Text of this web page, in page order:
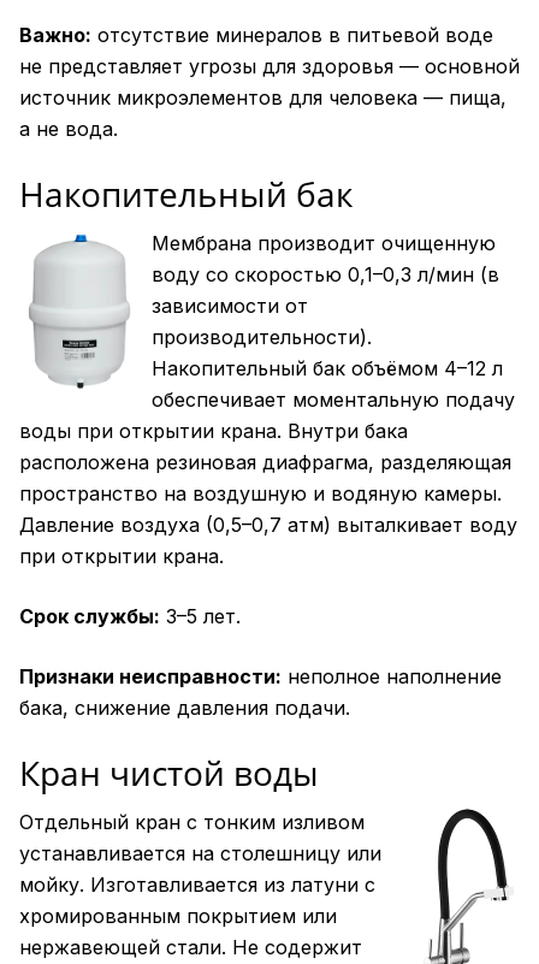
Важно: отсутствие минералов в питьевой воде
не представляет угрозы для здоровья — основной
источник микроэлементов для человека — пища,
а не вода.
Накопительный бак
Мембрана производит очищенную
воду со скоростью 0,1–0,3 л/мин (в
зависимости от
производительности).
Накопительный бак объёмом 4–12 л
обеспечивает моментальную подачу
воды при открытии крана. Внутри бака
расположена резиновая диафрагма, разделяющая
пространство на воздушную и водяную камеры.
Давление воздуха (0,5–0,7 атм) выталкивает воду
при открытии крана.
Срок службы: 3–5 лет.
Признаки неисправности: неполное наполнение
бака, снижение давления подачи.
Кран чистой воды
Отдельный кран с тонким изливом
устанавливается на столешницу или
мойку. Изготавливается из латуни с
хромированным покрытием или
нержавеющей стали. Не содержит